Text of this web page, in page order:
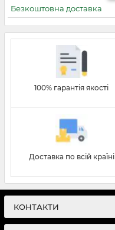
Безкоштовна доставка
100% гарантія якості
Доставка по всій країні
КОНТАКТИ